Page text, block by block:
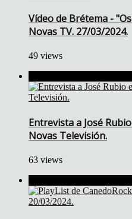
Vídeo de Brétema -
Novas TV. 27/03/2024.
49 views
Entrevista a José
Novas Televisión.
63 views